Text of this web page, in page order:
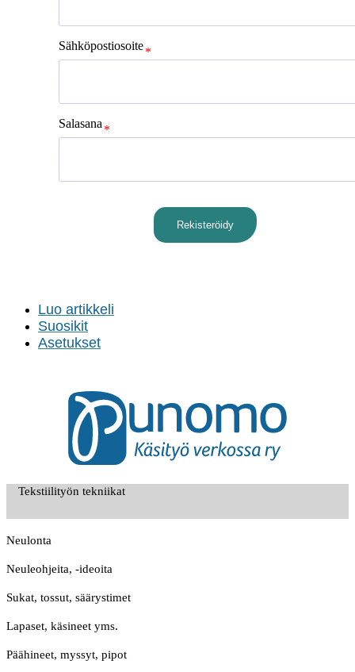
Sähköpostiosoite
Salasana
Rekisteröidy
Luo artikkeli
Suosikit
Asetukset
Tekstiilityön tekniikat
Neulonta
Neuleohjeita, -ideoita
Sukat, tossut, säärystimet
Lapaset, käsineet yms.
Päähineet, myssyt, pipot